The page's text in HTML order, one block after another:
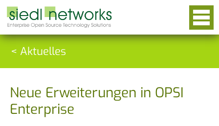
< Aktuelles
Neue Erweiterungen in OPSI
Enterprise